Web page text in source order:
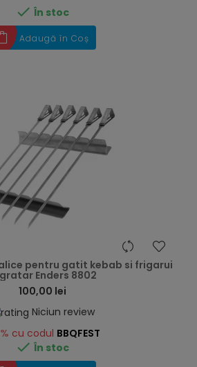
 În stoc
Adaugă în Coș
pentru gatit kebab si frigarui
Enders 8802
100,00 lei
Niciun review
cu codul BBQFEST
 În stoc